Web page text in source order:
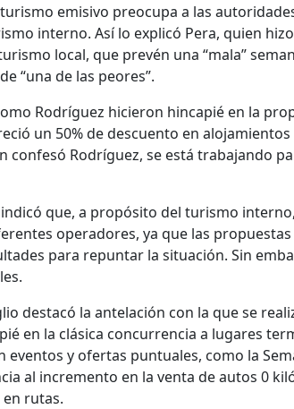
emisivo preocupa a las
interno. Así lo explicó Pera, quien
local, que prevén una “mala”
“una de las peores”.
Rodríguez hicieron hincapié en la
un 50% de descuento en
confesó Rodríguez, se está trabajando
que, a propósito del turismo
operadores, ya que las
para repuntar la situación. Sin
destacó la antelación con la que se
en la clásica concurrencia a lugares
y ofertas puntuales, como la
al incremento en la venta de autos 0
rutas.